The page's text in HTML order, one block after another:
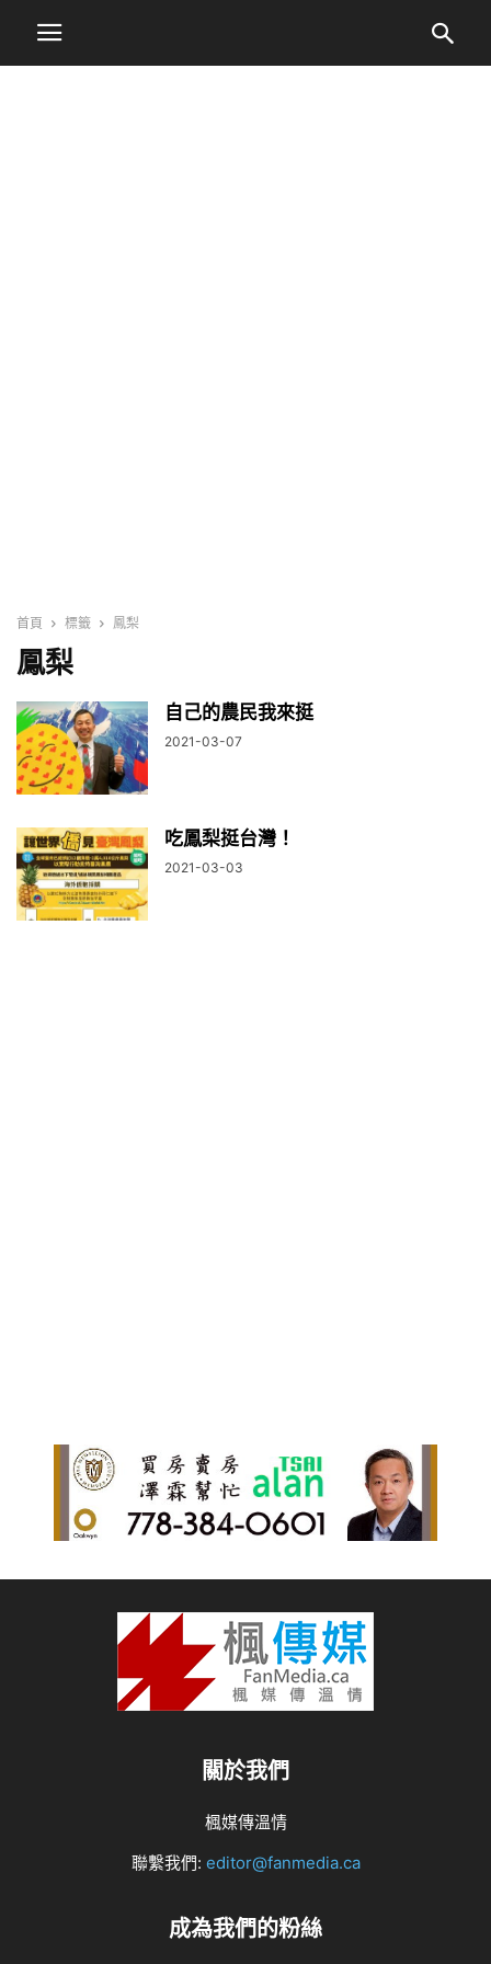
首頁 標籤 鳳梨
鳳梨
自己的農民我來挺
2021-03-07
吃鳳梨挺台灣！
2021-03-03
關於我們
楓媒傳溫情
聯繫我們: editor@fanmedia.ca
成為我們的粉絲